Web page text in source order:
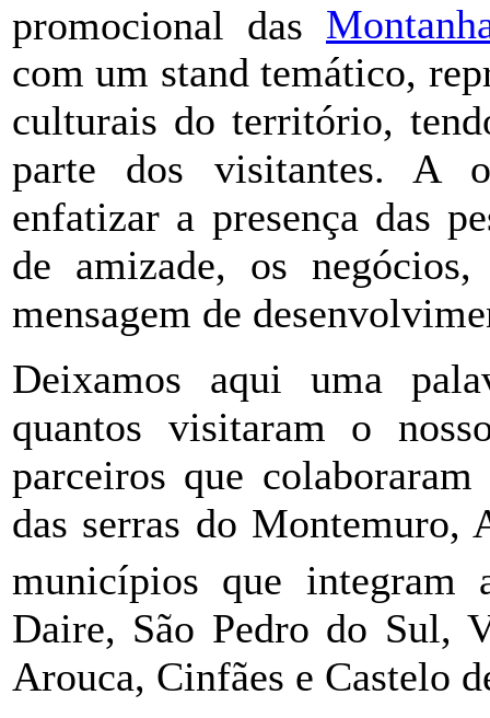
promocional das
com um stand temático,
culturais do território,
parte dos visitantes. A
enfatizar a presença das
de amizade, os
mensagem de
Deixamos aqui uma
quantos visitaram o
parceiros que
das serras do Montemuro,
municípios que integram
Daire, São Pedro do Sul,
Arouca, Cinfães e Castelo